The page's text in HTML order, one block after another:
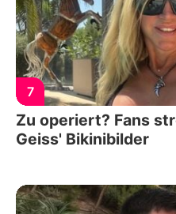
7
Zu operiert? Fans
Geiss' Bikinibilder